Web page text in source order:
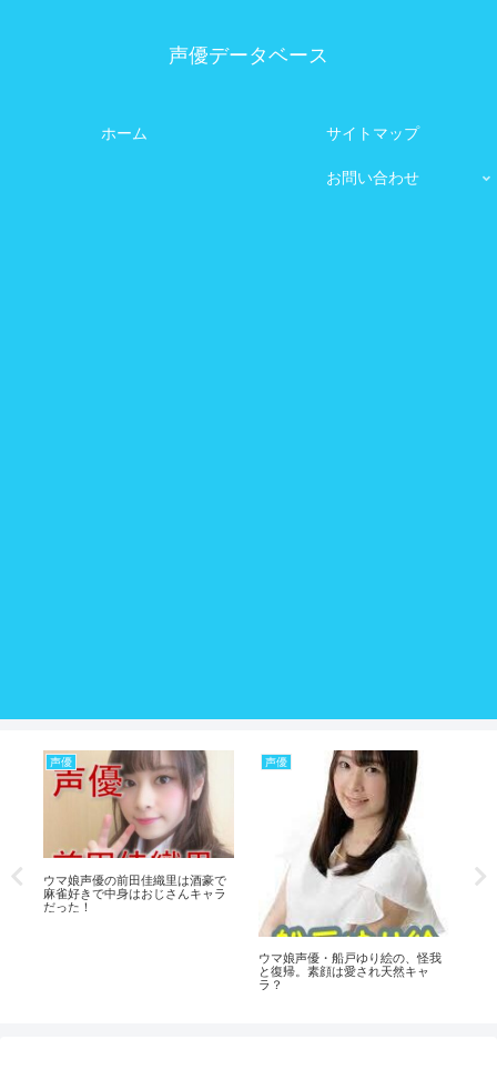
声優データベース
ホーム サイトマップ
お問い合わせ
声優
ウマ娘声優の前田佳織里は酒豪で
麻雀好きで中身はおじさんキャラ
だった！
声優
ウマ娘声優・船戸ゆり絵の、怪我
と復帰。素顔は愛され天然キャ
ラ？
声